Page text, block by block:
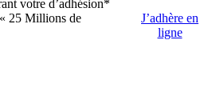
votre d’adhésion*
25 Millions de
J’adhère en
ligne